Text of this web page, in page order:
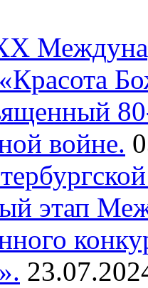
войне.
этап